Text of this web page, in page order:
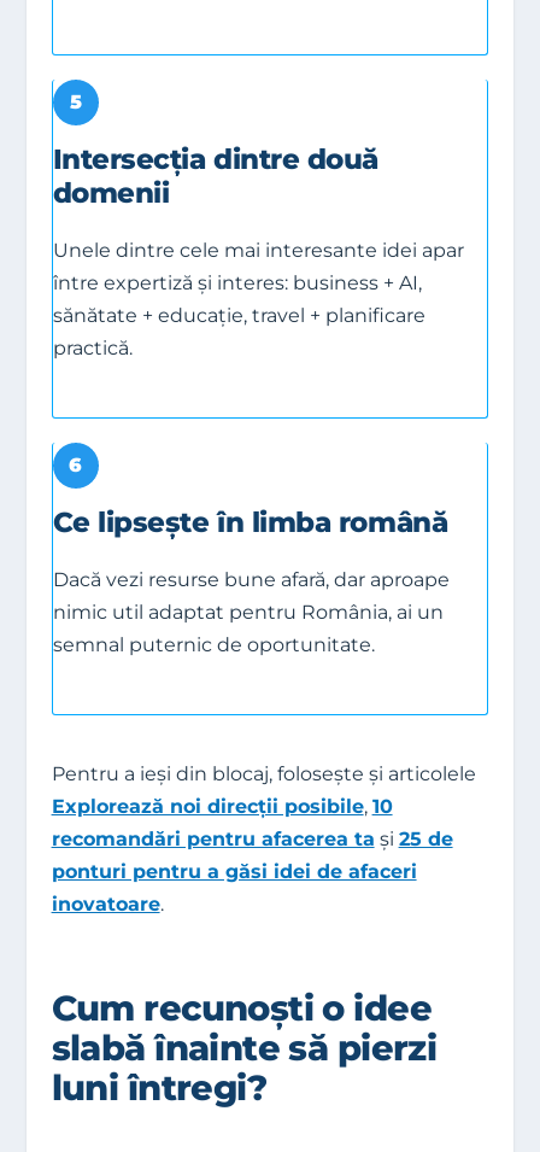
5
Intersecția dintre două
domenii
Unele dintre cele mai interesante idei apar
între expertiză și interes: business + AI,
sănătate + educație, travel + planificare
practică.
6
Ce lipsește în limba română
Dacă vezi resurse bune afară, dar aproape
nimic util adaptat pentru România, ai un
semnal puternic de oportunitate.
Pentru a ieși din blocaj, folosește și articolele
Explorează noi direcții posibile, 10
recomandări pentru afacerea ta și 25 de
ponturi pentru a găsi idei de afaceri
inovatoare.
Cum recunoști o idee
slabă înainte să pierzi
luni întregi?